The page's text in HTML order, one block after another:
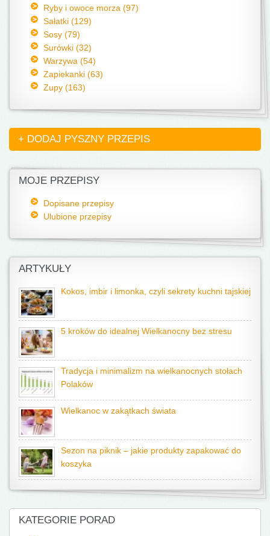
Ryby i owoce morza (97)
Sałatki (129)
Sosy (79)
Surówki (32)
Warzywa (54)
Zapiekanki (63)
Zupy (163)
+ DODAJ PYSZNY PRZEPIS
MOJE PRZEPISY
Dopisane przepisy
Ulubione przepisy
ARTYKUŁY
Kokos, imbir i limonka, czyli sekrety kuchni tajskiej
5 kroków do idealnej Wielkanocny bez stresu
Tradycja i minimalizm na wielkanocnych stołach
Polaków
Wielkanoc w zakątkach świata
Sezon na piknik – jakie produkty zapakować do
koszyka
KATEGORIE PORAD